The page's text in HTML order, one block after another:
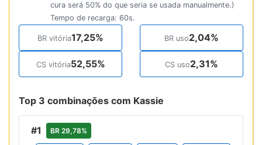
cura será 50% do que seria se usada manualmente.)
Tempo de recarga: 60s.
BR vitória17,25% BR uso2,04%
CS vitória52,55% CS uso2,31%
Top 3 combinações com Kassie
#1 BR 29,78%